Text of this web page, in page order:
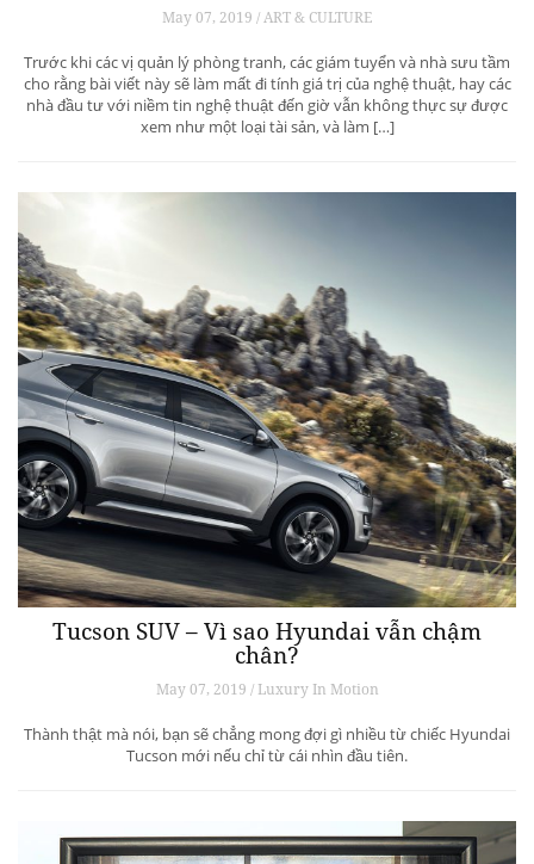
May 07, 2019 / ART & CULTURE
Trước khi các vị quản lý phòng tranh, các giám tuyển và nhà sưu tầm
cho rằng bài viết này sẽ làm mất đi tính giá trị của nghệ thuật, hay các
nhà đầu tư với niềm tin nghệ thuật đến giờ vẫn không thực sự được
xem như một loại tài sản, và làm […]
Tucson SUV – Vì sao Hyundai vẫn chậm
chân?
May 07, 2019 / Luxury In Motion
Thành thật mà nói, bạn sẽ chẳng mong đợi gì nhiều từ chiếc Hyundai
Tucson mới nếu chỉ từ cái nhìn đầu tiên.